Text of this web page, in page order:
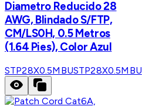
Diametro Reducido 28
AWG, Blindado S/FTP,
CM/LS0H, 0.5 Metros
(1.64 Pies), Color Azul
STP28X0.5MBUSTP28X0.5MBU